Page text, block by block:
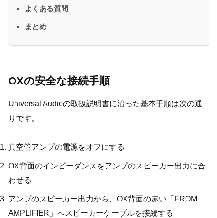
よくある質問
まとめ
OXの安全な接続手順
Universal Audioの取扱説明書に沿った基本手順は次の通
りです。
真空管アンプの電源をオフにする
OX背面のインピーダンスをアンプのスピーカー出力に合
わせる
アンプのスピーカー出力から、OX背面の赤い「FROM
AMPLIFIER」へスピーカーケーブルを接続する